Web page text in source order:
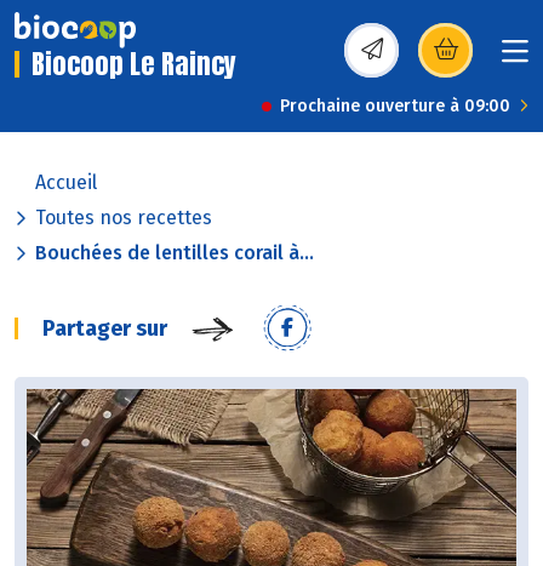
Biocoop Le Raincy (s’ouvre dans une
Prochaine ouverture à 09:00
Accueil
Toutes nos recettes
Bouchées de lentilles corail à...
Partager sur